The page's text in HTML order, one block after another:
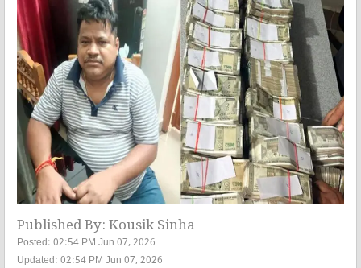
Published By: Kousik Sinha
Posted: 02:54 PM Jun 07, 2026
Updated: 02:54 PM Jun 07, 2026